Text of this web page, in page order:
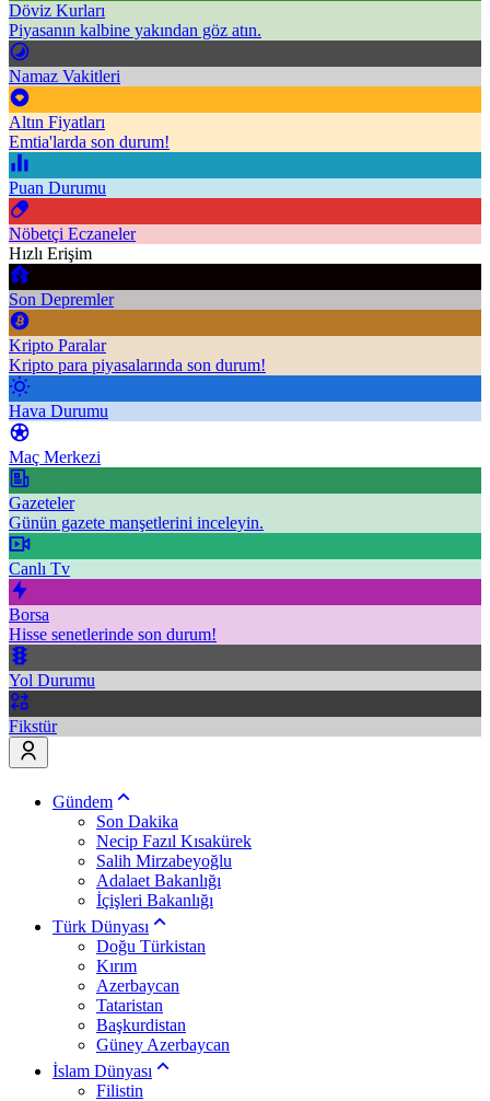
Döviz Kurları
Piyasanın kalbine yakından göz atın.
Namaz Vakitleri
Altın Fiyatları
Emtia'larda son durum!
Puan Durumu
Nöbetçi Eczaneler
Hızlı Erişim
Son Depremler
Kripto Paralar
Kripto para piyasalarında son durum!
Hava Durumu
Maç Merkezi
Gazeteler
Günün gazete manşetlerini inceleyin.
Canlı Tv
Borsa
Hisse senetlerinde son durum!
Yol Durumu
Fikstür
Gündem
Son Dakika
Necip Fazıl Kısakürek
Salih Mirzabeyoğlu
Adalaet Bakanlığı
İçişleri Bakanlığı
Türk Dünyası
Doğu Türkistan
Kırım
Azerbaycan
Tataristan
Başkurdistan
Güney Azerbaycan
İslam Dünyası
Filistin